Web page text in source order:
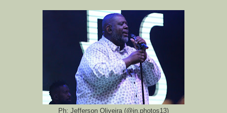
Ph: Jefferson Oliveira (@jn.photos13)